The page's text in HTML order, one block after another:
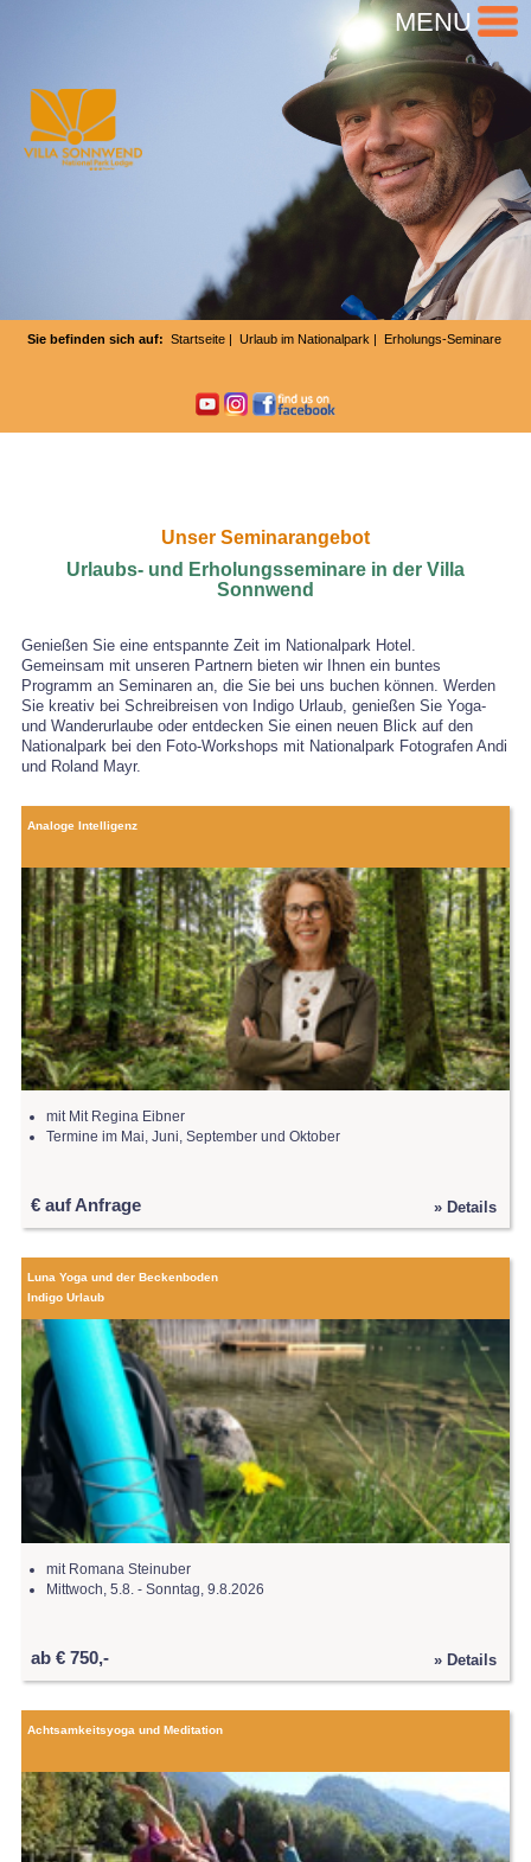
MENU
Sie befinden sich auf: Startseite| Urlaub im Nationalpark | Erholungs-Seminare
Unser Seminarangebot
Urlaubs- und Erholungsseminare in der Villa
Sonnwend
Genießen Sie eine entspannte Zeit im Nationalpark Hotel.
Gemeinsam mit unseren Partnern bieten wir Ihnen ein buntes
Programm an Seminaren an, die Sie bei uns buchen können. Werden
Sie kreativ bei Schreibreisen von Indigo Urlaub, genießen Sie Yoga-
und Wanderurlaube oder entdecken Sie einen neuen Blick auf den
Nationalpark bei den Foto-Workshops mit Nationalpark Fotografen Andi
und Roland Mayr.
Analoge Intelligenz
mit Mit Regina Eibner
Termine im Mai, Juni, September und Oktober
€ auf Anfrage » Details
Luna Yoga und der Beckenboden
Indigo Urlaub
mit Romana Steinuber
Mittwoch, 5.8. - Sonntag, 9.8.2026
ab € 750,- » Details
Achtsamkeitsyoga und Meditation